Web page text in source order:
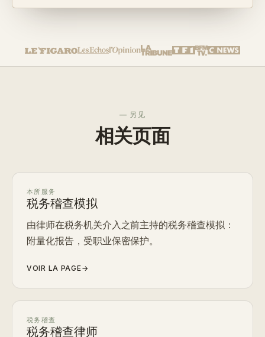
— 另见
相关页面
本所服务
税务稽查模拟
由律师在税务机关介入之前主持的税务稽查模拟：
附量化报告，受职业保密保护。
VOIR LA PAGE→
税务稽查
税务稽查律师